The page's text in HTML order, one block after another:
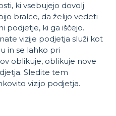
ki vsebujejo dovolj
bralce, da želijo vedeti
podjetje, ki ga iščejo.
vizije podjetja služi kot
in se lahko pri
oblikuje, oblikuje nove
Sledite tem
vizijo podjetja.